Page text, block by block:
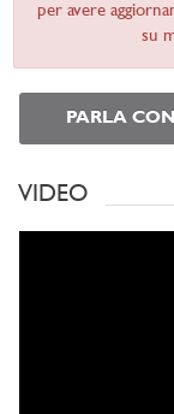
per avere
su
PARLA
VIDEO